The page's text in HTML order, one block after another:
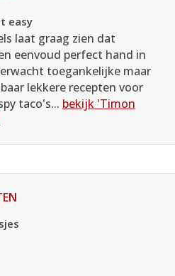
easy
laat graag zien dat
eenvoud perfect hand in
toegankelijke maar
lekkere recepten voor
taco's... bekijk 'Timon